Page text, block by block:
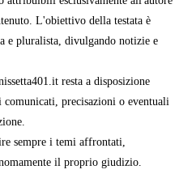
L'obiettivo della testata è
e pluralista, divulgando notizie e
resta a disposizione
precisazioni o eventuali
sempre i temi affrontati,
il proprio giudizio.